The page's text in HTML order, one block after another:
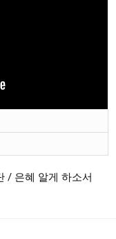
/ 은혜 알게 하소서